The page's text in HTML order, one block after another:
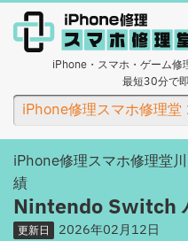
iPhone・スマホ・ゲーム修
最短30分で
iPhone修理スマホ修理堂
iPhone修理スマホ修理堂
績
Nintendo Switch
更新日 2026年02月12日